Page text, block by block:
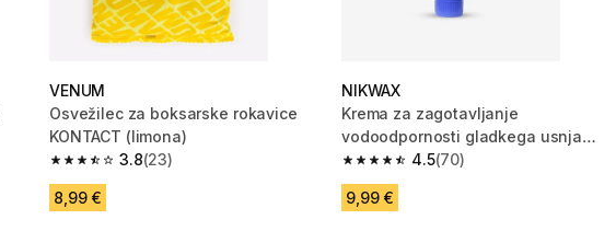
VENUM
Osvežilec za boksarske rokavice
KONTACT (limona)
3.8
3.8 od 5 zvezdic from 23 ocene
(23)
8,99 €
NIKWAX
Krema za zagotavljanje
vodoodpornosti gladkega usnja
NIKWAX
4.5
4.5 od 5 zvezdic from 70 ocene
(70)
9,99 €